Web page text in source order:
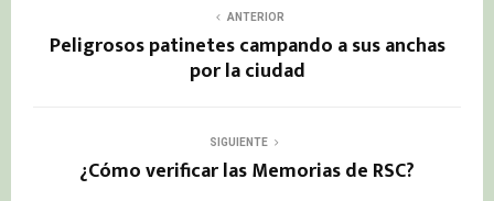
ANTERIOR
Peligrosos patinetes campando a sus anchas
por la ciudad
SIGUIENTE
¿Cómo verificar las Memorias de RSC?